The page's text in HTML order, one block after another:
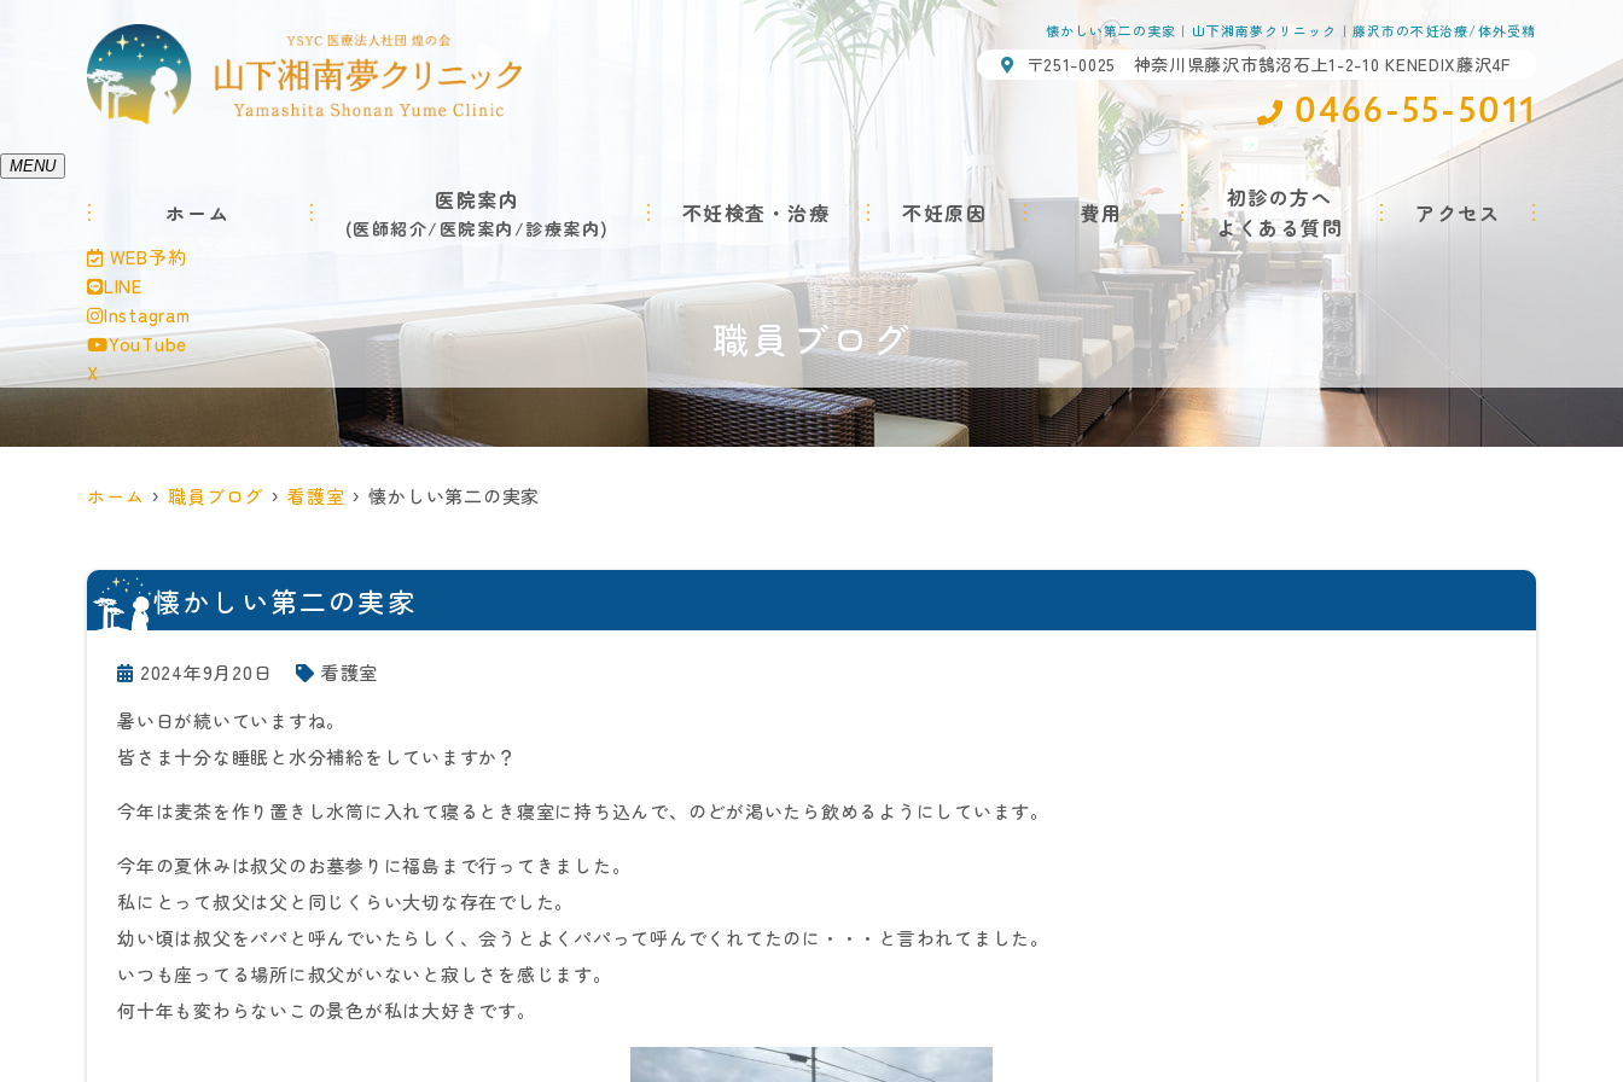
懐かしい第二の実家｜山下湘南夢クリニック｜藤沢市の不妊治療/体外受精
〒251-0025 神奈川県藤沢市鵠沼石上1-2-10 KENEDIX藤沢4F
0466-55-5011
MENU
ホーム 医院案内
医師紹介 医院案内 診療案内
不妊検査・治療 不妊原因 費用
初診の方へ
よくある質問
アクセス
WEB予約
LINE
Instagram
YouTube
X
職員ブログ
ホーム 職員ブログ 看護室 懐かしい第二の実家
懐かしい第二の実家
2024年9月20日
看護室
暑い日が続いていますね。
皆さま十分な睡眠と水分補給をしていますか？
今年は麦茶を作り置きし水筒に入れて寝るとき寝室に持ち込んで、のどが渇いたら飲めるようにしています。
今年の夏休みは叔父のお墓参りに福島まで行ってきました。
私にとって叔父は父と同じくらい大切な存在でした。
幼い頃は叔父をパパと呼んでいたらしく、会うとよくパパって呼んでくれてたのに・・・と言われてました。
いつも座ってる場所に叔父がいないと寂しさを感じます。
何十年も変わらないこの景色が私は大好きです。